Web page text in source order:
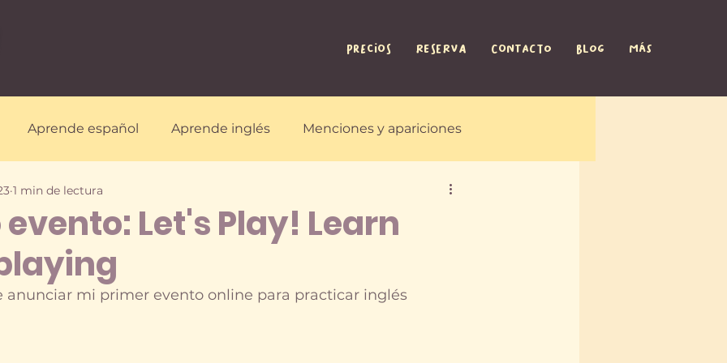
PRECIOS RESERVA CONTACTO BLOG Más
Aprende español Aprende inglés Menciones y apariciones
Juegos y pasatiempos
Let's Play! Learn
1 min de lectura
anunciar mi primer evento online para practicar inglés